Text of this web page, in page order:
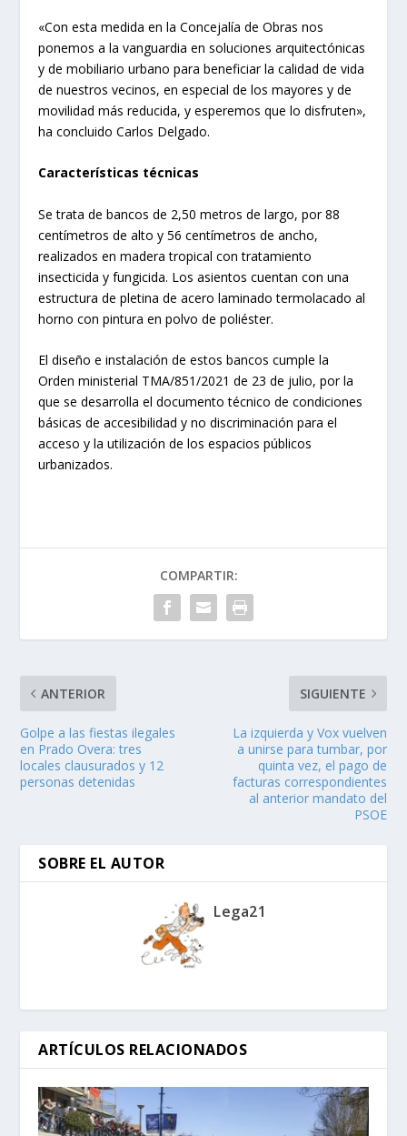
«Con esta medida en la Concejalía de Obras nos
ponemos a la vanguardia en soluciones arquitectónicas
y de mobiliario urbano para beneficiar la calidad de vida
de nuestros vecinos, en especial de los mayores y de
movilidad más reducida, y esperemos que lo disfruten»,
ha concluido Carlos Delgado.
Características técnicas
Se trata de bancos de 2,50 metros de largo, por 88
centímetros de alto y 56 centímetros de ancho,
realizados en madera tropical con tratamiento
insecticida y fungicida. Los asientos cuentan con una
estructura de pletina de acero laminado termolacado al
horno con pintura en polvo de poliéster.
El diseño e instalación de estos bancos cumple la
Orden ministerial TMA/851/2021 de 23 de julio, por la
que se desarrolla el documento técnico de condiciones
básicas de accesibilidad y no discriminación para el
acceso y la utilización de los espacios públicos
urbanizados.
COMPARTIR:
ANTERIOR
Golpe a las fiestas ilegales
en Prado Overa: tres
locales clausurados y 12
personas detenidas
SIGUIENTE
La izquierda y Vox vuelven
a unirse para tumbar, por
quinta vez, el pago de
facturas correspondientes
al anterior mandato del
PSOE
SOBRE EL AUTOR
Lega21
ARTÍCULOS RELACIONADOS